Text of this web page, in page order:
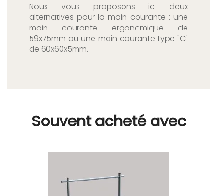
Nous vous proposons ici deux
alternatives pour la main courante : une
main courante ergonomique de
59x75mm ou une main courante type "C"
de 60x60x5mm.
Souvent acheté avec